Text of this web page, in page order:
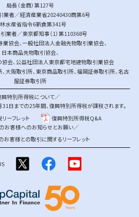
局長（金商）第127号
業者／経済産業省20240430商第6号
水産省指令6新食第341号
業者／東京都知事（1）第110368号
業協会、 一般社団法人金融先物取引業協会、
日本商品先物取引協会、
協会、 公益社団法人東京都宅地建物取引業協会
、大阪取引所、 東京商品取引所、福岡証券取引所、名古
屋証券取引所
興特別所得税について／
日までの25年間、復興特別所得税が課税されます。
ーフレット
復興特別所得税Q&A
お客様へのお知らせとお願い／
お客様との取引に関するリーフレット